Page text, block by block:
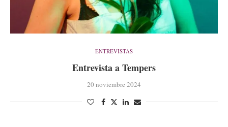
ENTREVISTAS
Entrevista a Tempers
20 noviembre 2024